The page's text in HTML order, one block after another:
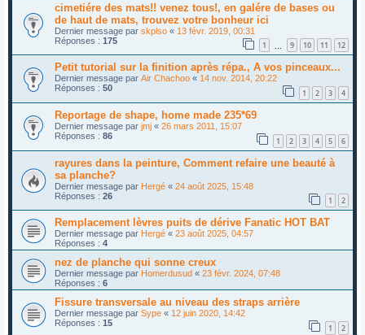
cimetiére des mats!! venez tous!, en galére de bases ou
de haut de mats, trouvez votre bonheur ici
Dernier message par skplso « 13 févr. 2019, 00:31
Réponses : 175 1 9 10 11 12
Petit tutorial sur la finition après répa., A vos pinceaux...
Dernier message par Air Chachoo « 14 nov. 2014, 20:22
Réponses : 50 1 2 3 4
Reportage de shape, home made 235*69
Dernier message par jmj « 26 mars 2011, 15:07
Réponses : 86 1 2 3 4 5 6
rayures dans la peinture, Comment refaire une beauté à
sa planche?
Dernier message par Hergé « 24 août 2025, 15:48
Réponses : 26 1 2
Remplacement lèvres puits de dérive Fanatic HOT BAT
Dernier message par Hergé « 23 août 2025, 04:57
Réponses : 4
nez de planche qui sonne creux
Dernier message par Homerdusud « 23 févr. 2024, 07:48
Réponses : 6
Fissure transversale au niveau des straps arrière
Dernier message par Sype « 12 juin 2020, 14:42
Réponses : 15 1 2